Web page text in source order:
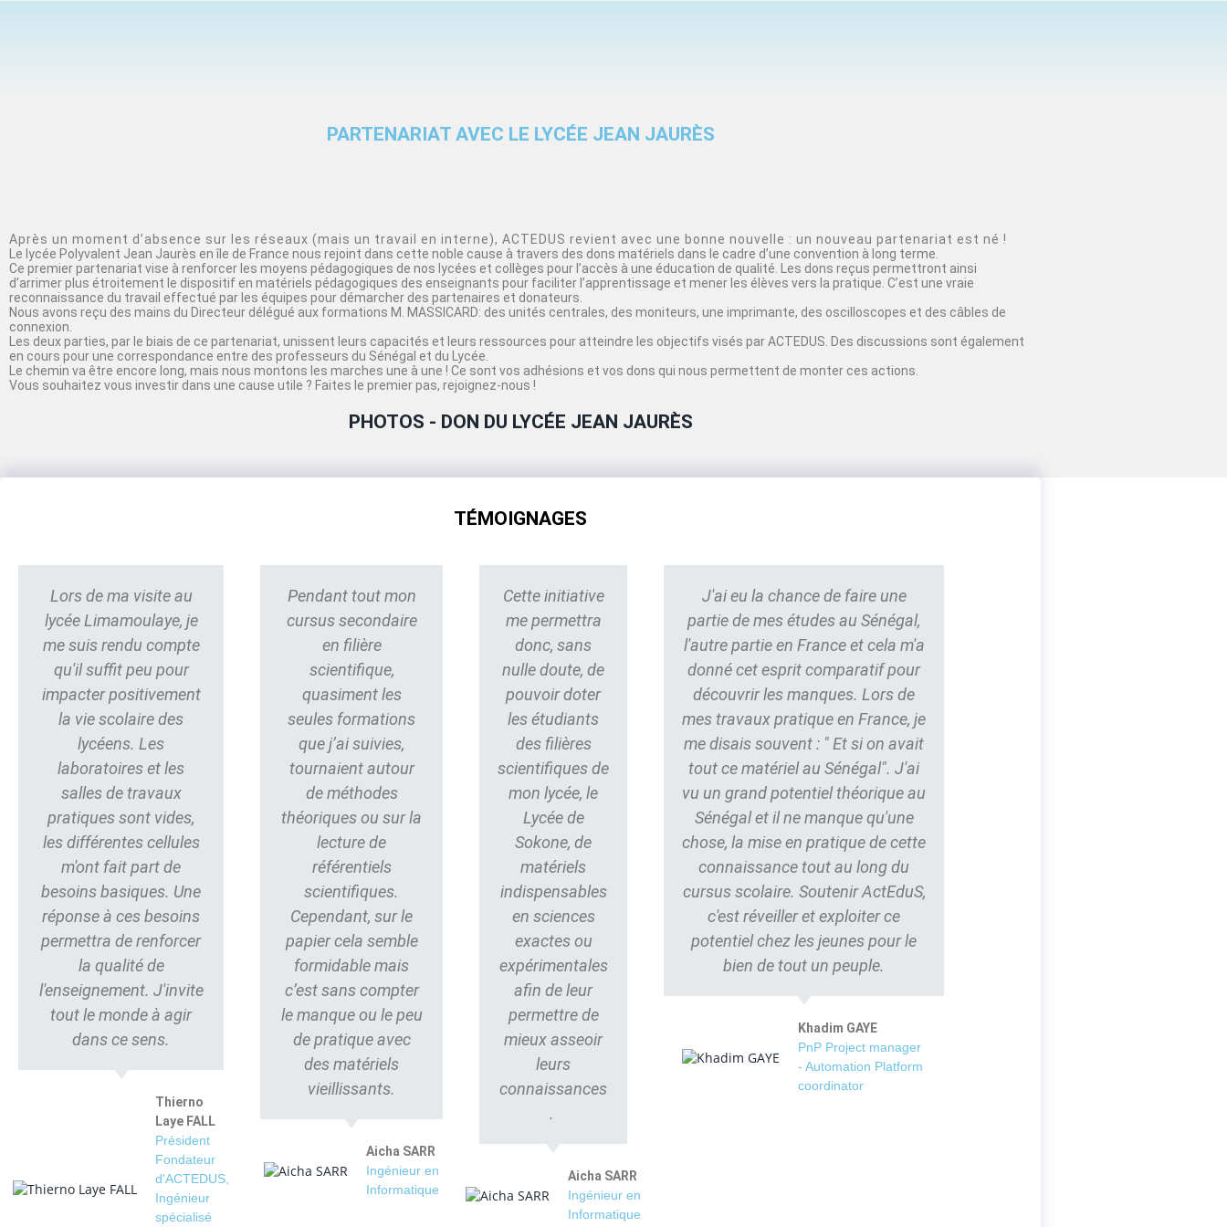
PARTENARIAT AVEC LE LYCÉE JEAN JAURÈS
Après un moment d’absence sur les réseaux (mais un travail en interne), ACTEDUS revient avec une bonne nouvelle : un nouveau partenariat est né !
Le lycée Polyvalent Jean Jaurès en île de France nous rejoint dans cette noble cause à travers des dons matériels dans le cadre d’une convention à long terme.
Ce premier partenariat vise à renforcer les moyens pédagogiques de nos lycées et collèges pour l’accès à une éducation de qualité. Les dons reçus permettront ainsi
d’arrimer plus étroitement le dispositif en matériels pédagogiques des enseignants pour faciliter l’apprentissage et mener les élèves vers la pratique. C’est une vraie
reconnaissance du travail effectué par les équipes pour démarcher des partenaires et donateurs.
Nous avons reçu des mains du Directeur délégué aux formations M. MASSICARD: des unités centrales, des moniteurs, une imprimante, des oscilloscopes et des câbles de
connexion.
Les deux parties, par le biais de ce partenariat, unissent leurs capacités et leurs ressources pour atteindre les objectifs visés par ACTEDUS. Des discussions sont également
en cours pour une correspondance entre des professeurs du Sénégal et du Lycée.
Le chemin va être encore long, mais nous montons les marches une à une ! Ce sont vos adhésions et vos dons qui nous permettent de monter ces actions.
Vous souhaitez vous investir dans une cause utile ? Faites le premier pas, rejoignez-nous !
PHOTOS - DON DU LYCÉE JEAN JAURÈS
TÉMOIGNAGES
Lors de ma visite au
lycée Limamoulaye, je
me suis rendu compte
qu'il suffit peu pour
impacter positivement
la vie scolaire des
lycéens. Les
laboratoires et les
salles de travaux
pratiques sont vides,
les différentes cellules
m'ont fait part de
besoins basiques. Une
réponse à ces besoins
permettra de renforcer
la qualité de
l'enseignement. J'invite
tout le monde à agir
dans ce sens.
Thierno
Laye FALL
Président
Fondateur
d'ACTEDUS,
Ingénieur
spécialisé
Pendant tout mon
cursus secondaire
en filière
scientifique,
quasiment les
seules formations
que j’ai suivies,
tournaient autour
de méthodes
théoriques ou sur la
lecture de
référentiels
scientifiques.
Cependant, sur le
papier cela semble
formidable mais
c’est sans compter
le manque ou le peu
de pratique avec
des matériels
vieillissants.
Aicha SARR
Ingénieur en
Informatique
Cette initiative
me permettra
donc, sans
nulle doute, de
pouvoir doter
les étudiants
des filières
scientifiques de
mon lycée, le
Lycée de
Sokone, de
matériels
indispensables
en sciences
exactes ou
expérimentales
afin de leur
permettre de
mieux asseoir
leurs
connaissances
.
Aicha SARR
Ingénieur en
Informatique
J'ai eu la chance de faire une
partie de mes études au Sénégal,
l'autre partie en France et cela m'a
donné cet esprit comparatif pour
découvrir les manques. Lors de
mes travaux pratique en France, je
me disais souvent : " Et si on avait
tout ce matériel au Sénégal". J'ai
vu un grand potentiel théorique au
Sénégal et il ne manque qu'une
chose, la mise en pratique de cette
connaissance tout au long du
cursus scolaire. Soutenir ActEduS,
c'est réveiller et exploiter ce
potentiel chez les jeunes pour le
bien de tout un peuple.
Khadim GAYE
PnP Project manager
- Automation Platform
coordinator